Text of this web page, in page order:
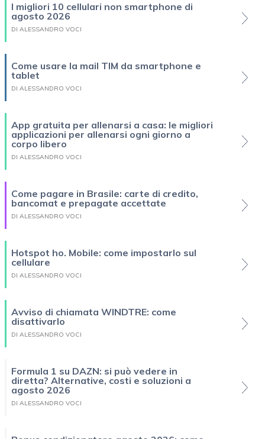
I migliori 10 cellulari non smartphone di
agosto 2026
DI ALESSANDRO VOCI
Come usare la mail TIM da smartphone e
tablet
DI ALESSANDRO VOCI
App gratuita per allenarsi a casa: le migliori
applicazioni per allenarsi ogni giorno a
corpo libero
DI ALESSANDRO VOCI
Come pagare in Brasile: carte di credito,
bancomat e prepagate accettate
DI ALESSANDRO VOCI
Hotspot ho. Mobile: come impostarlo sul
cellulare
DI ALESSANDRO VOCI
Avviso di chiamata WINDTRE: come
disattivarlo
DI ALESSANDRO VOCI
Formula 1 su DAZN: si può vedere in
diretta? Alternative, costi e soluzioni a
agosto 2026
DI ALESSANDRO VOCI